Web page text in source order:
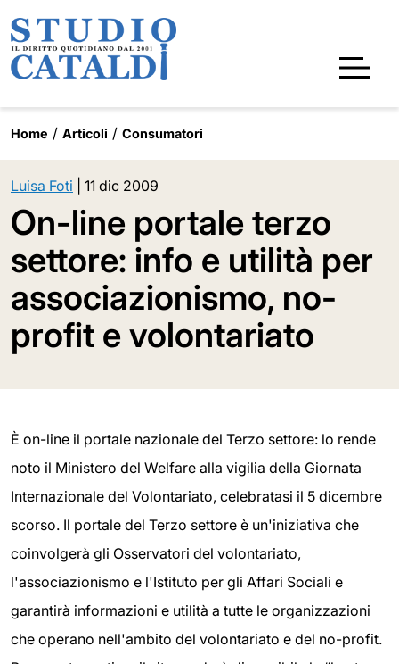
Home Articoli Consumatori
Luisa Foti 11 dic 2009
On-line portale terzo
settore: info e utilità per
associazionismo, no-
profit e volontariato
È on-line il portale nazionale del Terzo settore: lo rende
noto il Ministero del Welfare alla vigilia della Giornata
Internazionale del Volontariato, celebratasi il 5 dicembre
scorso. Il portale del Terzo settore è un'iniziativa che
coinvolgerà gli Osservatori del volontariato,
l'associazionismo e l'Istituto per gli Affari Sociali e
garantirà informazioni e utilità a tutte le organizzazioni
che operano nell'ambito del volontariato e del no-profit.